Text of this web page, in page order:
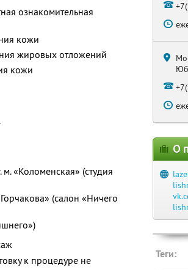
ознакомительная
кожи
жировых отложений
кожи
«Коломенская» (студия
(салон «Ничего
к процедуре не
О
Теги: